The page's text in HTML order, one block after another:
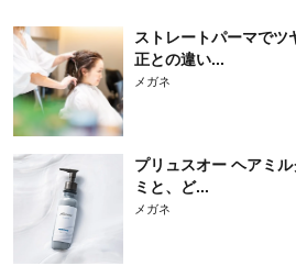
ストレートパーマでツ
正との違い...
メガネ
プリュスオー ヘアミ
ミと、ど...
メガネ